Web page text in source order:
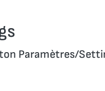
Paramètres/